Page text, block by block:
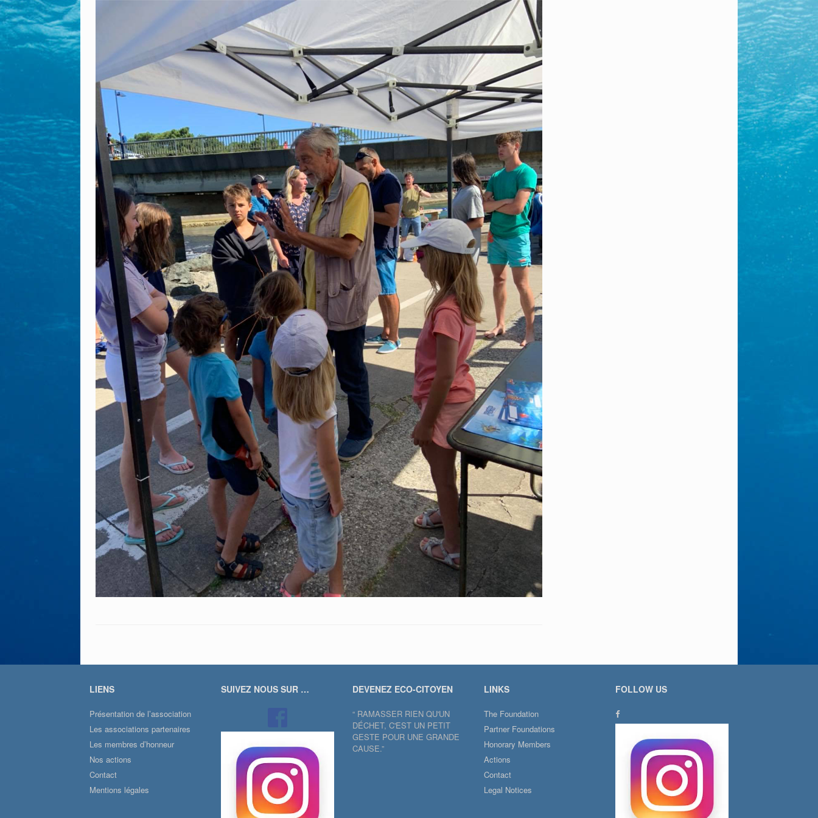
LIENS
Présentation de l’association
Les associations partenaires
Les membres d’honneur
Nos actions
Contact
Mentions légales
SUIVEZ NOUS SUR … DEVENEZ ECO-CITOYEN
“ RAMASSER RIEN QU'UN
DÉCHET, C'EST UN PETIT
GESTE POUR UNE GRANDE
CAUSE.”
LINKS
The Foundation
Partner Foundations
Honorary Members
Actions
Contact
Legal Notices
FOLLOW US